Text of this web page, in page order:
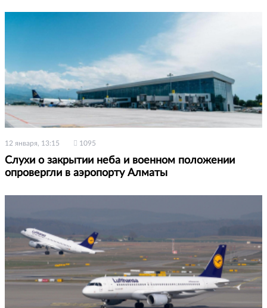
12 января, 13:15 1095
Слухи о закрытии неба и военном положении
опровергли в аэропорту Алматы